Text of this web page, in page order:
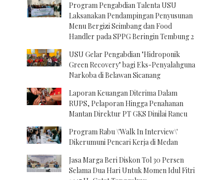
Program Pengabdian Talenta USU
Laksanakan Pendampingan Penyusunan
Menu Bergizi Seimbang dan Food
Handler pada SPPG Beringin Tembung 2
USU Gelar Pengabdian "Hidroponik
Green Recovery" bagi Eks-Penyalahguna
Narkoba di Belawan Sicanang
Laporan Keuangan Diterima Dalam
RUPS, Pelaporan Hingga Penahanan
Mantan Direktur PT GKS Dinilai Rancu
Program Rabu \'Walk In Interview\'
Dikerumuni Pencari Kerja di Medan
Jasa Marga Beri Diskon Tol 30 Persen
Selama Dua Hari Untuk Momen Idul Fitri